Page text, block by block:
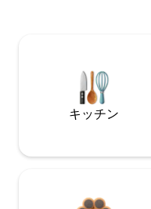
キッチン